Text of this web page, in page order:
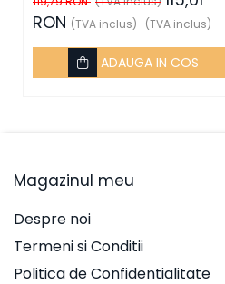
Prize multimedia
Suporturi de fixare
Variator de tensiune
Întrerupătoare
RON (TVA inclus) (TVA inclus)
ADAUGA IN COS
Magazinul meu
Despre noi
Termeni si Conditii
Politica de Confidentialitate